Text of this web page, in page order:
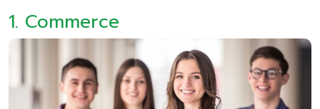
1. Commerce